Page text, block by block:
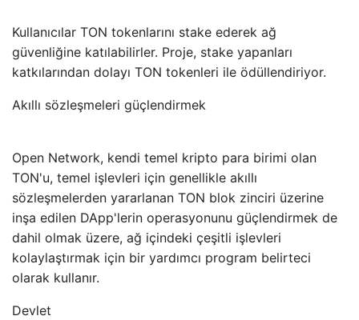
Kullanıcılar TON tokenlarını stake ederek ağ
güvenliğine katılabilirler. Proje, stake yapanları
katkılarından dolayı TON tokenleri ile ödüllendiriyor.
Akıllı sözleşmeleri güçlendirmek
Open Network, kendi temel kripto para birimi olan
TON'u, temel işlevleri için genellikle akıllı
sözleşmelerden yararlanan TON blok zinciri üzerine
inşa edilen DApp'lerin operasyonunu güçlendirmek de
dahil olmak üzere, ağ içindeki çeşitli işlevleri
kolaylaştırmak için bir yardımcı program belirteci
olarak kullanır.
Devlet